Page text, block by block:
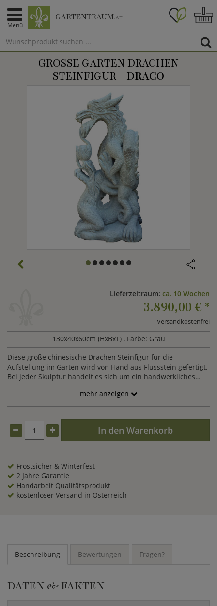
Menü
GARTENTRAUM.AT
GROSSE GARTEN DRACHEN S
TEINFIGUR - DRACO
Lieferzeitraum: ca. 10 Wochen
3.890,00 € *
Versandkostenfrei
130x40x60cm (HxBxT) , Farbe: Grau
Diese große chinesische Drachen Steinfigur für die
Aufstellung im Garten wird von Hand aus Flussstein gefertigt.
Bei jeder Skulptur handelt es sich um ein handwerkliches
Abweichungen in Form und Farbe kommen kann. Die Härte
des granitähnlichen Flusssteins macht eine detaillierte
Statuen an Kraft und Ausdruck. Chinesische Drachen
symbolisieren Glück und Frieden und werden Zuhause gern
als Glücksbringer aufgestellt. Bereichern auch Sie Ihren
Garten mit dieser imposanten Drachenfigur.
mehr anzeigen
In den Warenkorb
Frostsicher & Winterfest
2 Jahre Garantie
Handarbeit Qualitätsprodukt
kostenloser Versand in Österreich
Beschreibung Bewertungen Fragen?
DATEN & FAKTEN